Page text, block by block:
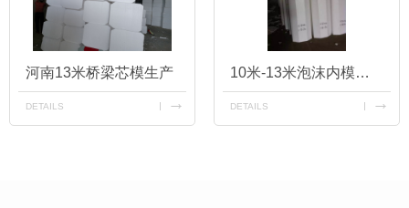
河南13米桥梁芯模生产
DETAILS
10米-13米泡沫内模定制
DETAILS